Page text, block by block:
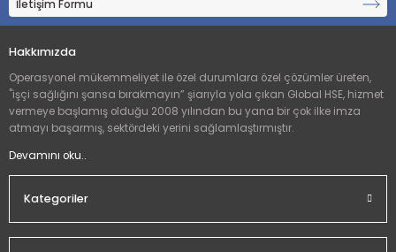
İletişim Formu
Hakkımızda
Operasyonel mükemmeliyet ile özel durumlara özel çözümler üreten,
"işçi sağlığını şansa bırakmayın” şiarıyla yola çıkan Global HSE, hizmet
vermeye başlamış olduğu 2008 yılından bu yana bir çok ilke imza
atmayı başarmış, sektördeki yerini sağlamlaştırmıştır.
Devamını oku..
Kategoriler